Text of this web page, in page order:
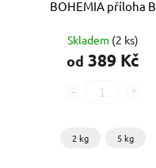
BOHEMIA příloha B
Skladem (2 ks)
od 389 Kč
2 kg 5 kg